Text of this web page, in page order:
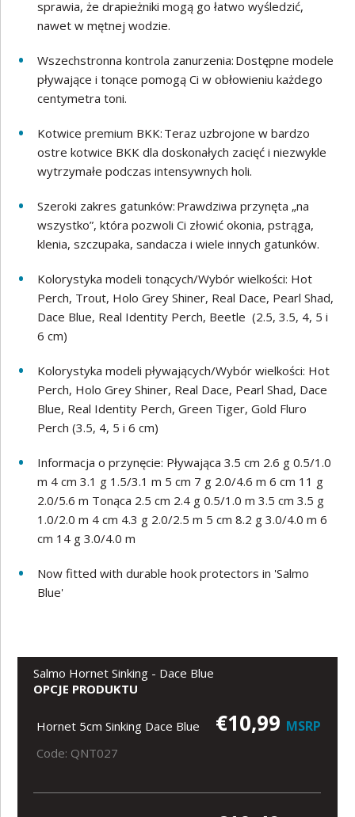
sprawia, że drapieżniki mogą go łatwo wyśledzić,
nawet w mętnej wodzie.
Wszechstronna kontrola zanurzenia: Dostępne modele
pływające i tonące pomogą Ci w obłowieniu każdego
centymetra toni.
Kotwice premium BKK: Teraz uzbrojone w bardzo
ostre kotwice BKK dla doskonałych zacięć i niezwykle
wytrzymałe podczas intensywnych holi.
Szeroki zakres gatunków: Prawdziwa przynęta „na
wszystko”, która pozwoli Ci złowić okonia, pstrąga,
klenia, szczupaka, sandacza i wiele innych gatunków.
Kolorystyka modeli tonących/Wybór wielkości: Hot
Perch, Trout, Holo Grey Shiner, Real Dace, Pearl Shad,
Dace Blue, Real Identity Perch, Beetle (2.5, 3.5, 4, 5 i
6 cm)
Kolorystyka modeli pływających/Wybór wielkości: Hot
Perch, Holo Grey Shiner, Real Dace, Pearl Shad, Dace
Blue, Real Identity Perch, Green Tiger, Gold Fluro
Perch (3.5, 4, 5 i 6 cm)
Informacja o przynęcie: Pływająca 3.5 cm 2.6 g 0.5/1.0
m 4 cm 3.1 g 1.5/3.1 m 5 cm 7 g 2.0/4.6 m 6 cm 11 g
2.0/5.6 m Tonąca 2.5 cm 2.4 g 0.5/1.0 m 3.5 cm 3.5 g
1.0/2.0 m 4 cm 4.3 g 2.0/2.5 m 5 cm 8.2 g 3.0/4.0 m 6
cm 14 g 3.0/4.0 m
Now fitted with durable hook protectors in 'Salmo
Blue'
Salmo Hornet Sinking - Dace Blue
OPCJE PRODUKTU
Hornet 5cm Sinking Dace Blue €10,99 MSRP
Code: QNT027